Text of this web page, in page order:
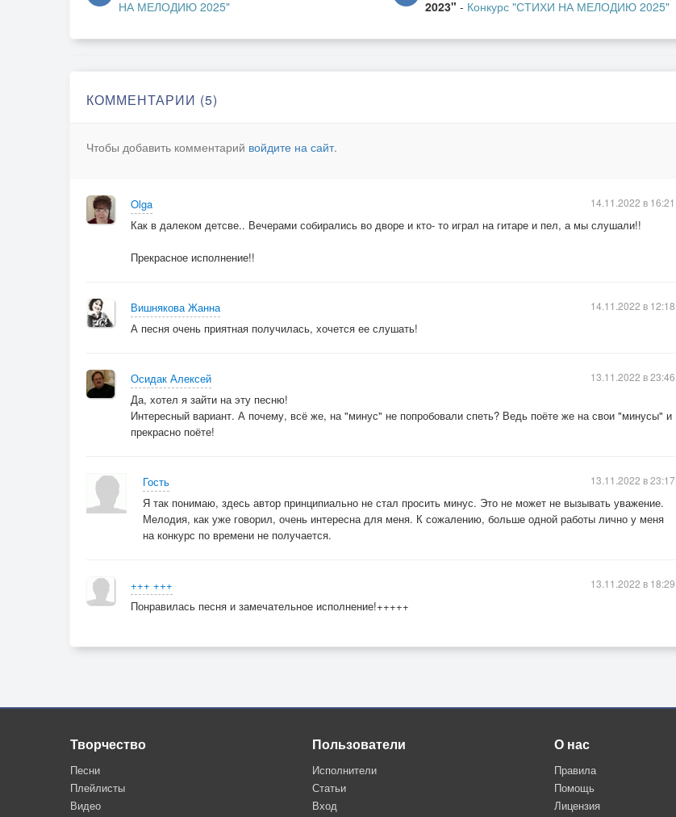
В этом
странном мире.
Всё ж к нам вернись!
Сегодня в нашем сквере вдребезги скверно,
Уже
Фокстрот листвы утих, охрипли фаготы,
Тре'ски винила
Не будь же последней, осень,
Ты слышишь, мы очень просим!
Всё ж к нам вернись!
Не будь же последней, осень,
НА МЕЛОДИЮ 2025"
2023" - Конкурс "СТИХИ НА МЕЛОДИЮ 2025"
КОММЕНТАРИИ (5)
Чтобы добавить комментарий войдите на сайт.
Olga
Как в далеком детсве.. Вечерами собирались во дворе и кто- то играл на гитаре и пел, а мы слушали!!
Прекрасное исполнение!!
14.11.2022 в 16:21
Вишнякова Жанна
А песня очень приятная получилась, хочется ее слушать!
14.11.2022 в 12:18
Осидак Алексей
Да, хотел я зайти на эту песню!
Интересный вариант. А почему, всё же, на "минус" не попробовали спеть? Ведь поёте же на свои "минусы" и
прекрасно поёте!
13.11.2022 в 23:46
Гость
Я так понимаю, здесь автор принципиально не стал просить минус. Это не может не вызывать уважение.
Мелодия, как уже говорил, очень интересна для меня. К сожалению, больше одной работы лично у меня
на конкурс по времени не получается.
13.11.2022 в 23:17
+++ +++
Понравилась песня и замечательное исполнение!+++++
13.11.2022 в 18:29
Творчество
Песни
Плейлисты
Видео
Пользователи
Исполнители
Статьи
Вход
О нас
Правила
Помощь
Лицензия